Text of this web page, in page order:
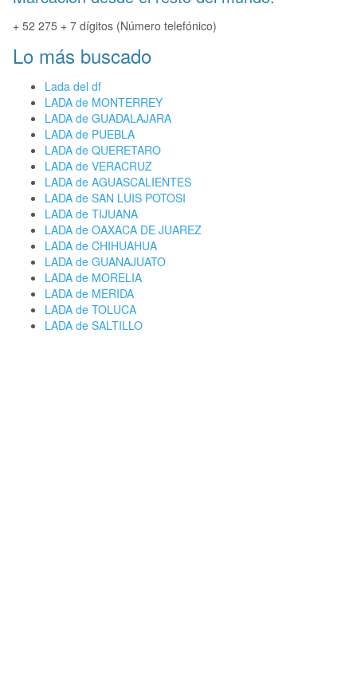
+ 52 275 + 7 dígitos (Número telefónico)
Lo más buscado
Lada del df
LADA de MONTERREY
LADA de GUADALAJARA
LADA de PUEBLA
LADA de QUERETARO
LADA de VERACRUZ
LADA de AGUASCALIENTES
LADA de SAN LUIS POTOSI
LADA de TIJUANA
LADA de OAXACA DE JUAREZ
LADA de CHIHUAHUA
LADA de GUANAJUATO
LADA de MORELIA
LADA de MERIDA
LADA de TOLUCA
LADA de SALTILLO